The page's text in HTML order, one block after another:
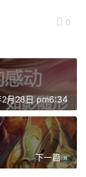
0
2月28日 pm6:34
下一篇 »